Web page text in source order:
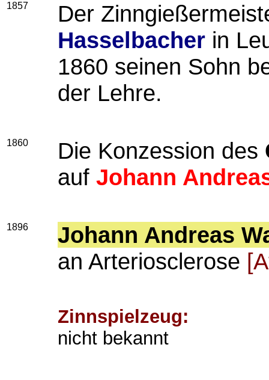
1857
Der
Hasselbacher in
1860 seinen Sohn
der Lehre.
1860 Die Konzession des
auf Johann
1896
Johann Andreas
an Arteriosclerose
Zinnspielzeug:
nicht bekannt